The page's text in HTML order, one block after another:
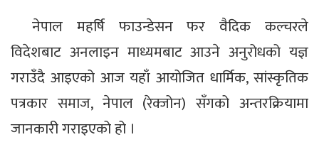
नेपाल महर्षि फाउन्डेसन फर वैदिक कल्चरले
विदेशबाट अनलाइन माध्यमबाट आउने अनुरोधको यज्ञ
गराउँदै आइएको आज यहाँ आयोजित धार्मिक, सांस्कृतिक
पत्रकार समाज, नेपाल (रेक्जोन) सँगको अन्तरक्रियामा
जानकारी गराइएको हो ।